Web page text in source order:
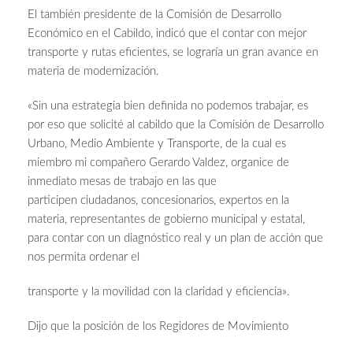
El también presidente de la Comisión de Desarrollo
Económico en el Cabildo, indicó que el contar con mejor
transporte y rutas eficientes, se lograría un gran avance en
materia de modernización.
«Sin una estrategia bien definida no podemos trabajar, es
por eso que solicité al cabildo que la Comisión de Desarrollo
Urbano, Medio Ambiente y Transporte, de la cual es
miembro mi compañero Gerardo Valdez, organice de
inmediato mesas de trabajo en las que
participen ciudadanos, concesionarios, expertos en la
materia, representantes de gobierno municipal y estatal,
para contar con un diagnóstico real y un plan de acción que
nos permita ordenar el
transporte y la movilidad con la claridad y eficiencia».
Dijo que la posición de los Regidores de Movimiento